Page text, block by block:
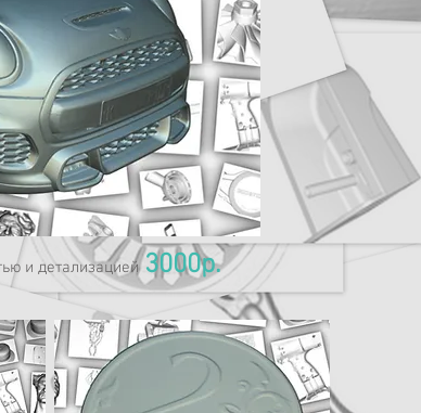
и детализацией 3000р.